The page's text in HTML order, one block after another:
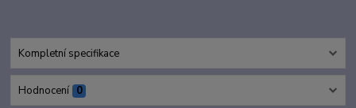
Kompletní specifikace
Hodnocení 0